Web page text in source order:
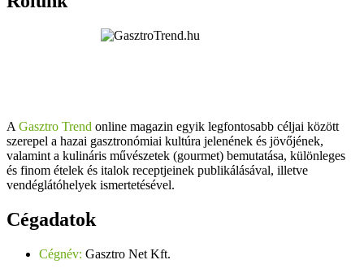
A Gasztro Trend online magazin egyik legfontosabb céljai között
szerepel a hazai gasztronómiai kultúra jelenének és jövőjének,
valamint a kulináris művészetek (gourmet) bemutatása, különleges
és finom ételek és italok receptjeinek publikálásával, illetve
vendéglátóhelyek ismertetésével.
Cégadatok
Cégnév: Gasztro Net Kft.